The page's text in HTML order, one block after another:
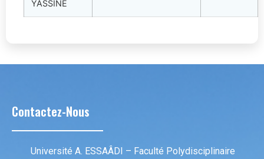
YASSINE
Contactez-Nous
Université A. ESSAÂDI – Faculté Polydisciplinaire